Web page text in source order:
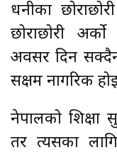
धनीका
छोराछोरी
अवसर दिन सक्दैन।
सक्षम नागरिक
नेपालको शिक्षा
तर त्यसका